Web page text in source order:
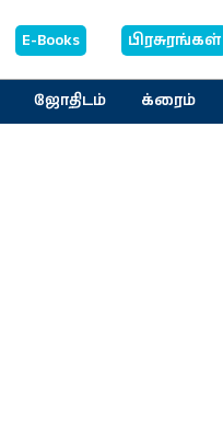
E-Books பிரசுரங்கள்
ஜோதிடம் க்ரைம்